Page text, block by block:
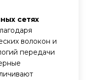
сетях
волокон и
передачи